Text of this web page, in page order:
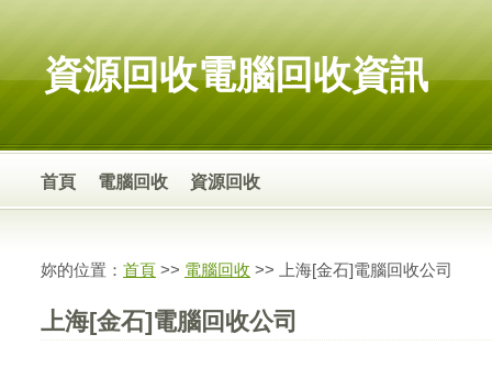
資源回收電腦回收資訊
首頁 電腦回收 資源回收
妳的位置： 首頁 >> 電腦回收 >> 上海[金石]電腦回收公司
上海[金石]電腦回收公司